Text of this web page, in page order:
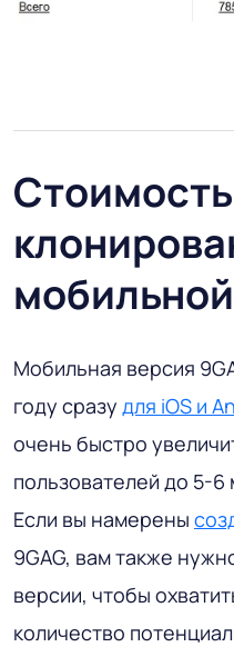
Стоимость
Мобильная версия
году сразу для iOS и
очень быстро
пользователей до 5-6
Если вы намерены
9GAG, вам также
версии, чтобы
количество